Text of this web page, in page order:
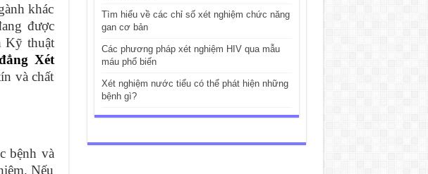
khác
được
Kỹ thuật
Xét
và chất
bệnh và
Nếu
Tìm hiểu về các chỉ số xét nghiệm chức năng
gan cơ bản
Các phương pháp xét nghiệm HIV qua mẫu
máu phổ biến
Xét nghiệm nước tiểu có thể phát hiện những
bệnh gì?